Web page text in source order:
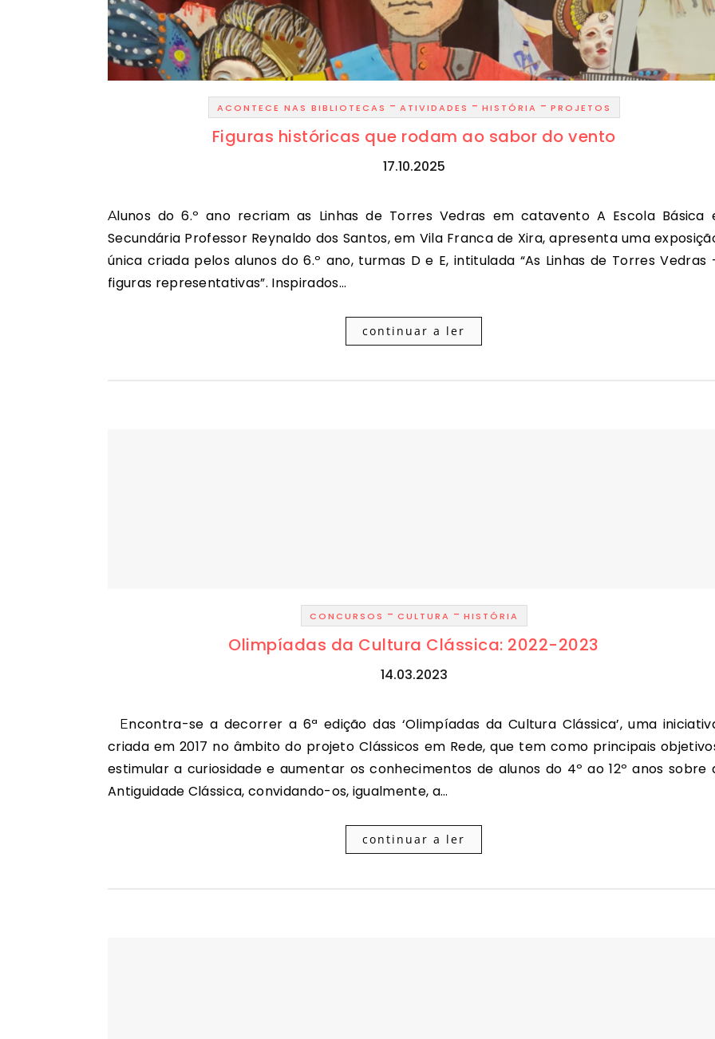
ACONTECE NAS BIBLIOTECAS - ATIVIDADES - HISTÓRIA - PROJETOS
Figuras históricas que rodam ao sabor do vento
17.10.2025
Alunos do 6.º ano recriam as Linhas de Torres Vedras em catavento A Escola Básica e
Secundária Professor Reynaldo dos Santos, em Vila Franca de Xira, apresenta uma
única criada pelos alunos do 6.º ano, turmas D e E, intitulada “As Linhas de Torres Vedras
figuras representativas”. Inspirados…
continuar a ler
CONCURSOS - CULTURA - HISTÓRIA
Olimpíadas da Cultura Clássica: 2022-2023
14.03.2023
Encontra-se a decorrer a 6ª edição das ‘Olimpíadas da Cultura Clássica’, uma iniciativa
criada em 2017 no âmbito do projeto Clássicos em Rede, que tem como principais
estimular a curiosidade e aumentar os conhecimentos de alunos do 4º ao 12º anos sobre
Antiguidade Clássica, convidando-os, igualmente, a…
continuar a ler